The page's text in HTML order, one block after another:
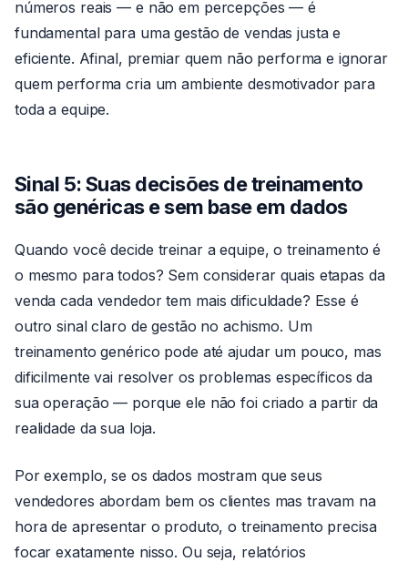
números reais — e não em percepções — é
fundamental para uma gestão de vendas justa e
eficiente. Afinal, premiar quem não performa e ignorar
quem performa cria um ambiente desmotivador para
toda a equipe.
Sinal 5: Suas decisões de treinamento
são genéricas e sem base em dados
Quando você decide treinar a equipe, o treinamento é
o mesmo para todos? Sem considerar quais etapas da
venda cada vendedor tem mais dificuldade? Esse é
outro sinal claro de gestão no achismo. Um
treinamento genérico pode até ajudar um pouco, mas
dificilmente vai resolver os problemas específicos da
sua operação — porque ele não foi criado a partir da
realidade da sua loja.
Por exemplo, se os dados mostram que seus
vendedores abordam bem os clientes mas travam na
hora de apresentar o produto, o treinamento precisa
focar exatamente nisso. Ou seja, relatórios